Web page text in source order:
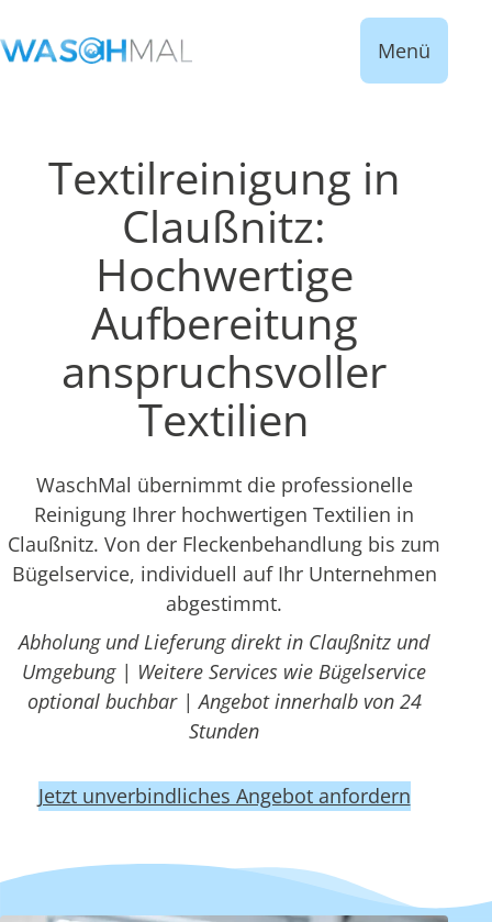
Menü
Textilreinigung in
Claußnitz:
Hochwertige
Aufbereitung
anspruchsvoller
Textilien
WaschMal übernimmt die professionelle
Reinigung Ihrer hochwertigen Textilien in
Claußnitz. Von der Fleckenbehandlung bis zum
Bügelservice, individuell auf Ihr Unternehmen
abgestimmt.
Abholung und Lieferung direkt in Claußnitz und
Umgebung | Weitere Services wie Bügelservice
optional buchbar | Angebot innerhalb von 24
Stunden
Jetzt unverbindliches Angebot anfordern